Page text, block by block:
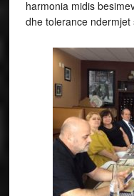
harmonia midis
dhe tolerance ndermjet